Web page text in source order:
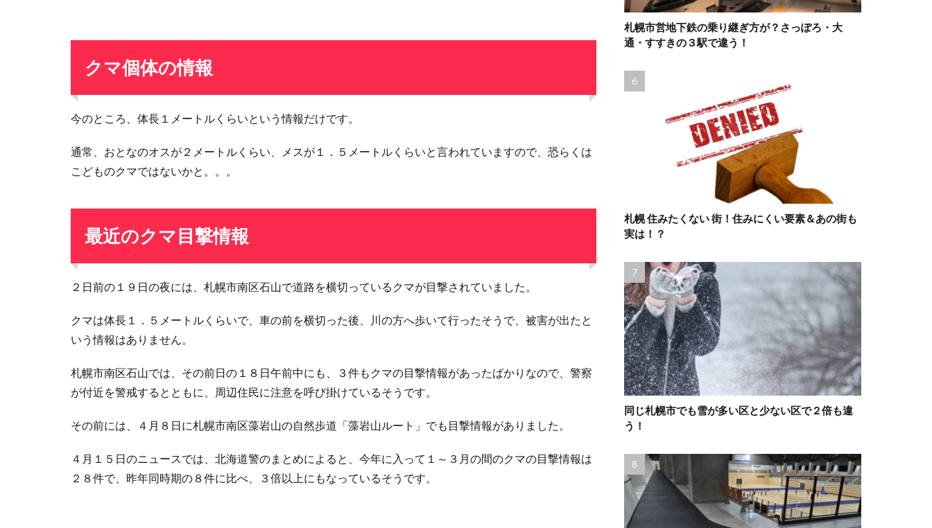
クマ個体の情報
今のところ、体長１メートルくらいという情報だけです。
通常、おとなのオスが２メートルくらい、メスが１．５メートルくらいと言われていますので、恐らくは
こどものクマではないかと。。。
最近のクマ目撃情報
２日前の１９日の夜には、札幌市南区石山で道路を横切っているクマが目撃されていました。
クマは体長１．５メートルくらいで、車の前を横切った後、川の方へ歩いて行ったそうで、被害が出たと
いう情報はありません。
札幌市南区石山では、その前日の１８日午前中にも、３件もクマの目撃情報があったばかりなので、警察
が付近を警戒するとともに、周辺住民に注意を呼び掛けているそうです。
その前には、４月８日に札幌市南区藻岩山の自然歩道「藻岩山ルート」でも目撃情報がありました。
４月１５日のニュースでは、北海道警のまとめによると、今年に入って１～３月の間のクマの目撃情報は
２８件で、昨年同時期の８件に比べ、３倍以上にもなっているそうです。
札幌市営地下鉄の乗り継ぎ方が？さっぽろ・大
通・すすきの３駅で違う！
札幌 住みたくない 街！住みにくい要素＆あの街も
実は！？
同じ札幌市でも雪が多い区と少ない区で２倍も違
う！